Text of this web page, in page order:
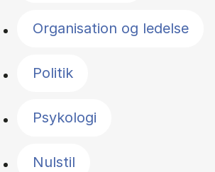
Organisation og ledelse
Politik
Psykologi
Nulstil